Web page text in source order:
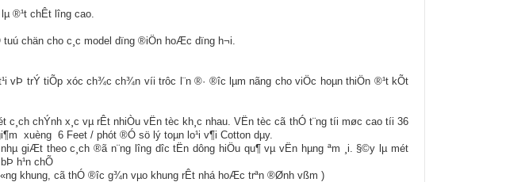
®¹t chÊt l­îng cao.
chän cho c¸c model dïng ®iÖn hoÆc dïng h¬i.
vÞ trÝ tiÕp xóc ch¾c ch¾n víi trôc l¨n ®· ®­îc lµm nãng cho viÖc hoµn thiÖn ®¹t kÕt
chÝnh x¸c vµ rÊt nhiÒu vËn tèc kh¸c nhau. VËn tèc cã thÓ t¨ng tíi møc cao tíi 36
xuèng 6 Feet / phót ®Ó sö lý toµn lo¹i v¶i Cotton dµy.
giÆt theo c¸ch ®ã n¨ng l­îng d­îc tËn dông hiÖu qu¶ vµ vËn hµng ªm ¸i. §©y lµ mét
h¹n chÕ
khung, cã thÓ ®­îc g¾n vµo khung rÊt nhá hoÆc trªn ®Ønh vßm )